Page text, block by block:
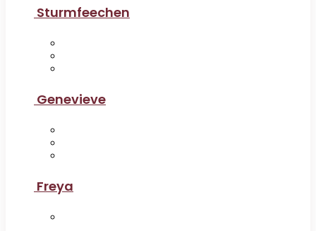
Sturmfeechen
Genevieve
Freya